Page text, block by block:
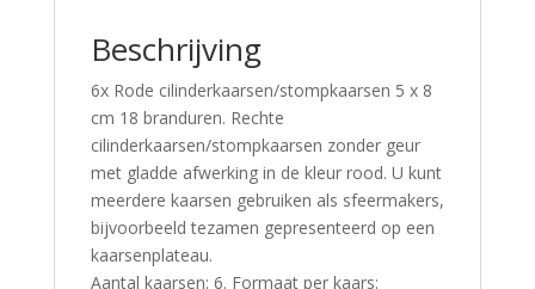
Beschrijving
6x Rode cilinderkaarsen/stompkaarsen 5 x 8
cm 18 branduren. Rechte
cilinderkaarsen/stompkaarsen zonder geur
met gladde afwerking in de kleur rood. U kunt
meerdere kaarsen gebruiken als sfeermakers,
bijvoorbeeld tezamen gepresenteerd op een
kaarsenplateau.
Aantal kaarsen: 6. Formaat per kaars: